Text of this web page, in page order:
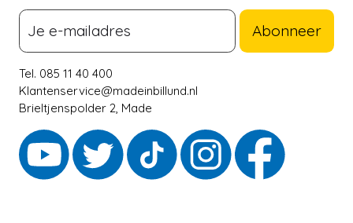
Abonneer
Tel. 085 11 40 400
Klantenservice@madeinbillund.nl
Brieltjenspolder 2, Made